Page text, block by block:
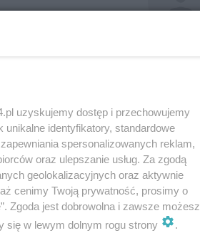
uzyskujemy dostęp i przechowujemy
identyfikatory, standardowe
spersonalizowanych reklam,
oraz ulepszanie usług. Za zgodą
geolokalizacyjnych oraz aktywnie
cenimy Twoją prywatność, prosimy o
Zgoda jest dobrowolna i zawsze możesz
się w lewym dolnym rogu strony
.